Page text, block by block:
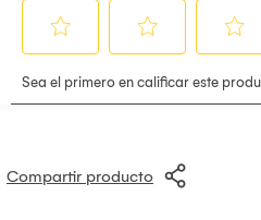
Compartir producto